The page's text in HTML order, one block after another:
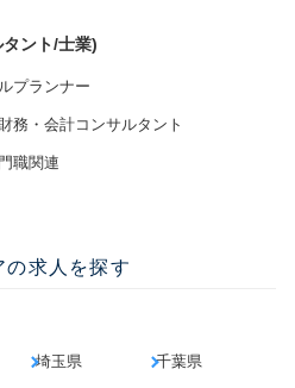
ント/士業)
プランナー
務・会計コンサルタント
職関連
求人を探す
埼玉県 千葉県